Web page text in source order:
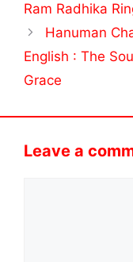
Ram Radhika
Hanuman
English : The
Grace
Leave a